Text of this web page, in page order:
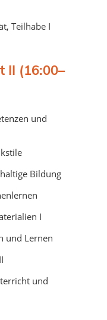
Teilhabe I
II (16:00–
und
Bildung
I
und Lernen
und